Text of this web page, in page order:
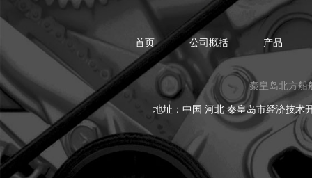
首页 公司概括 产品
秦皇岛北方船
地址：中国 河北 秦皇岛市经济技术